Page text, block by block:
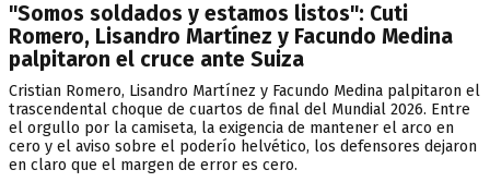
"Somos soldados y estamos listos": Cuti
Romero, Lisandro Martínez y Facundo Medina
palpitaron el cruce ante Suiza
Cristian Romero, Lisandro Martínez y Facundo Medina palpitaron el
trascendental choque de cuartos de final del Mundial 2026. Entre
el orgullo por la camiseta, la exigencia de mantener el arco en
cero y el aviso sobre el poderío helvético, los defensores dejaron
en claro que el margen de error es cero.